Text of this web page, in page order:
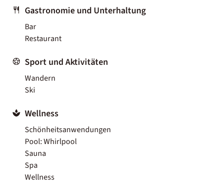
Gastronomie und Unterhaltung
Bar
Restaurant
Sport und Aktivitäten
Wandern
Ski
Wellness
Schönheitsanwendungen
Pool: Whirlpool
Sauna
Spa
Wellness